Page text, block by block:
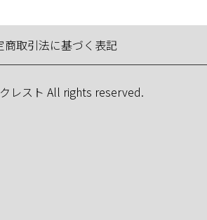
商取引法に基づく表記
レスト All rights reserved.